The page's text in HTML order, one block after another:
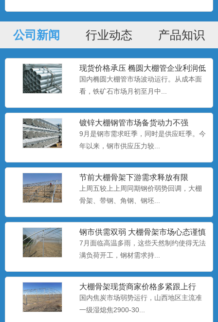
公司新闻 行业动态 产品知识
现货价格承压 椭圆大棚管企业利润低
位
国内椭圆大棚管市场波动运行。从成本面
看，铁矿石市场月初至月中...
镀锌大棚钢管​市场备货动力不强
9月是钢市需求旺季，同时是供应旺季。今
年以来，钢市供应压力较...
节前大棚骨架下游需求释放有限
上周五较上上周同期钢价弱势回调，大棚
骨架、​带钢、角钢、钢坯...
钢市供需双弱 大棚骨架市场心态谨慎
偏悲观
7月面临高温多雨，这些天然制约使得无法
满负荷开工，钢材需求持...
大棚骨架​现货商家价格多紧跟上行
国内焦炭市场弱势运行，山西地区主流准
一级湿熄焦2900-30...
种植大棚
大棚种植是一种种植技术，该技术是一种
养殖大棚安装
养殖大棚也称暖棚养殖，是指在寒冷的季
节给开放式或半开放式畜禽...
养殖大棚厂家
养殖大棚也称暖棚养殖，是指在寒冷的季
节给开放式或半开放式畜禽...
养殖大棚也称暖棚养殖，是指在寒冷的季
节给开放式或半开放式畜禽...
大棚配件厂
大棚配件主要有栽种槽、供水系统、温控
系统、辅助照明系统和温度...